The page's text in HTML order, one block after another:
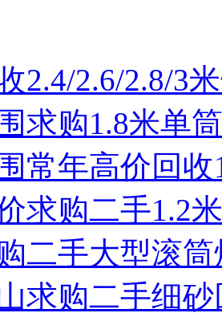
2.4/2.6/2.8/3
求购1.8米单
常年高价回
求购二手1.2
二手大型滚
求购二手细